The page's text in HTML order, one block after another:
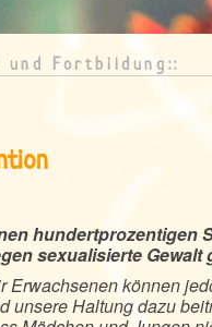
und Fortbildung::
hundertprozentigen
sexualisierte Gewalt
Erwachsenen können
unsere Haltung dazu